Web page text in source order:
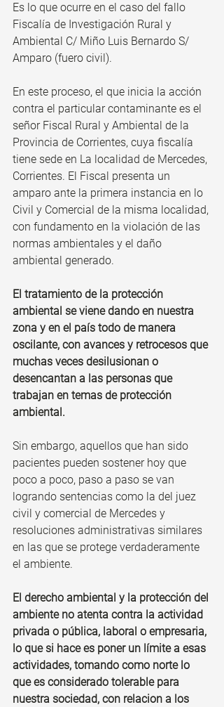
Es lo que ocurre en el caso del fallo
Fiscalía de Investigación Rural y
Ambiental C/ Miño Luis Bernardo S/
Amparo (fuero civil).
En este proceso, el que inicia la acción
contra el particular contaminante es el
señor Fiscal Rural y Ambiental de la
Provincia de Corrientes, cuya fiscalía
tiene sede en La localidad de Mercedes,
Corrientes. El Fiscal presenta un
amparo ante la primera instancia en lo
Civil y Comercial de la misma localidad,
con fundamento en la violación de las
normas ambientales y el daño
ambiental generado.
El tratamiento de la protección
ambiental se viene dando en nuestra
zona y en el país todo de manera
oscilante, con avances y retrocesos que
muchas veces desilusionan o
desencantan a las personas que
trabajan en temas de protección
ambiental.
Sin embargo, aquellos que han sido
pacientes pueden sostener hoy que
poco a poco, paso a paso se van
logrando sentencias como la del juez
civil y comercial de Mercedes y
resoluciones administrativas similares
en las que se protege verdaderamente
el ambiente.
El derecho ambiental y la protección del
ambiente no atenta contra la actividad
privada o pública, laboral o empresaria,
lo que si hace es poner un límite a esas
actividades, tomando como norte lo
que es considerado tolerable para
nuestra sociedad, con relacion a los